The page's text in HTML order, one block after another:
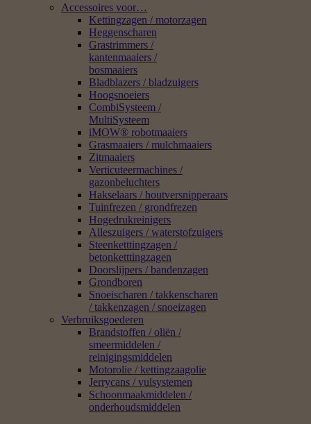
Accessoires voor…
Kettingzagen / motorzagen
Heggenscharen
Grastrimmers /
kantenmaaiers /
bosmaaiers
Bladblazers / bladzuigers
Hoogsnoeiers
CombiSysteem /
MultiSysteem
iMOW® robotmaaiers
Grasmaaiers / mulchmaaiers
Zitmaaiers
Verticuteermachines /
gazonbeluchters
Hakselaars / houtversnipperaars
Tuinfrezen / grondfrezen
Hogedrukreinigers
Alleszuigers / waterstofzuigers
Steenketttingzagen /
betonketttingzagen
Doorslijpers / bandenzagen
Grondboren
Snoeischaren / takkenscharen
/ takkenzagen / snoeizagen
Verbruiksgoederen
Brandstoffen / oliën /
smeermiddelen /
reinigingsmiddelen
Motorolie / kettingzaagolie
Jerrycans / vulsystemen
Schoonmaakmiddelen /
onderhoudsmiddelen